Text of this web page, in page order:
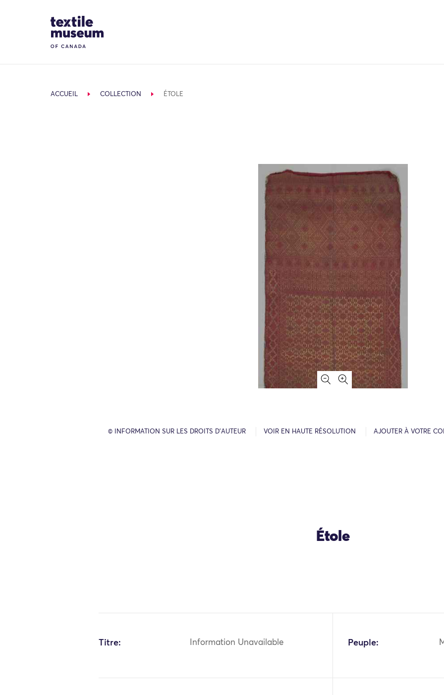
Site Logo
ACCUEIL COLLECTION ÉTOLE
© INFORMATION SUR LES DROITS D’AUTEUR VOIR EN HAUTE RÉSOLUTION AJOUTER À VOTRE
Étole
Titre: Information Unavailable Peuple: